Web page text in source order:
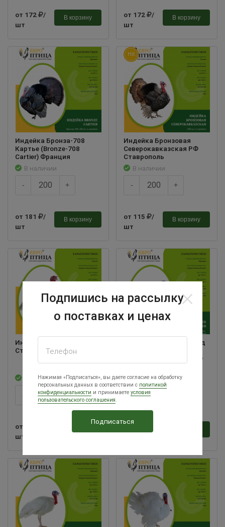
от 172
/
шт
В корзину от 172
/
шт
В корзину
Индейка Бронза-708
Картье (Bronze-708
Cartier) Франция
В наличии
- +
от 181
/
шт
В корзину
Hit
Индейка Бронзовая
Северокавказская РФ
Ставрополь
В наличии
- +
от 115
/
шт
В корзину
Индейка Виктория РФ
Ставрополь
В наличии
- +
от 130
шт
В корзину
Индейка Хайбрид Грейд
Grade Maker, Optima) РФ
В наличии
-
от 130
Подпишись на рассылку
о поставках и ценах
Телефон
Нажимая «Подписаться», вы даете согласие на обработку
персональных данных в соответствии с политикой
конфиденциальности и принимаете условия
пользовательского соглашения.